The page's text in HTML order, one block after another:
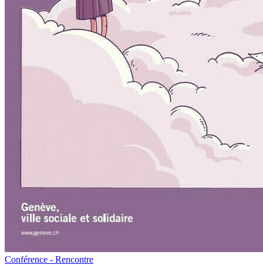
Conférence - Rencontre